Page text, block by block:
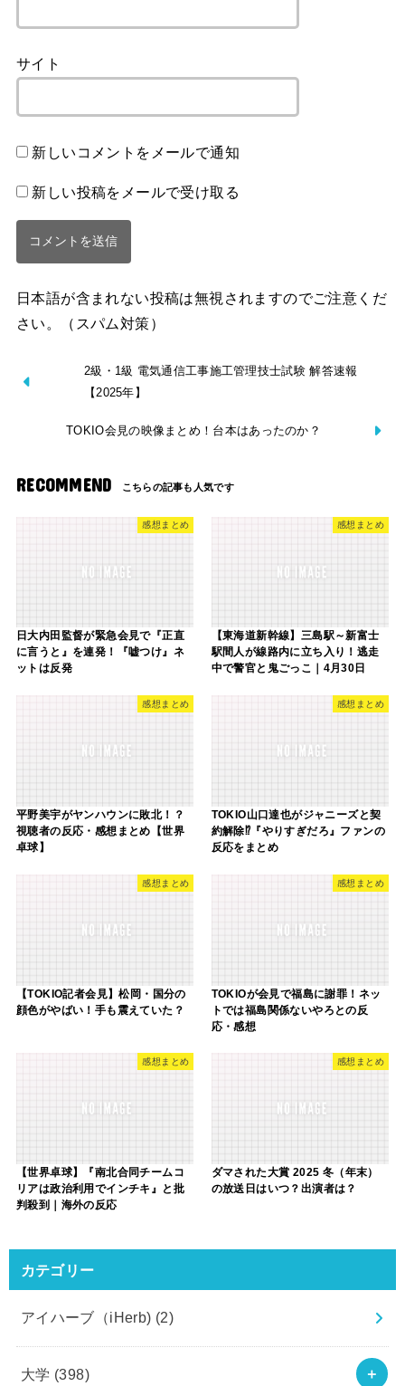
サイト
新しいコメントをメールで通知
新しい投稿をメールで受け取る
日本語が含まれない投稿は無視されますのでご注意くだ
さい。（スパム対策）
2級・1級 電気通信工事施工管理技士試験 解答速報
【2025年】
TOKIO会見の映像まとめ！台本はあったのか？
RECOMMEND
感想まとめ
日大内田監督が緊急会見で『正直
に言うと』を連発！『嘘つけ』ネ
ットは反発
感想まとめ
【東海道新幹線】三島駅～新富士
駅間人が線路内に立ち入り！逃走
中で警官と鬼ごっこ｜4月30日
感想まとめ
平野美宇がヤンハウンに敗北！？
視聴者の反応・感想まとめ【世界
卓球】
感想まとめ
TOKIO山口達也がジャニーズと契
約解除⁉『やりすぎだろ』ファンの
反応をまとめ
感想まとめ
【TOKIO記者会見】松岡・国分の
顔色がやばい！手も震えていた？
感想まとめ
TOKIOが会見で福島に謝罪！ネッ
トでは福島関係ないやろとの反
応・感想
感想まとめ
【世界卓球】『南北合同チームコ
リアは政治利用でインチキ』と批
判殺到｜海外の反応
感想まとめ
ダマされた大賞 2025 冬（年末）
の放送日はいつ？出演者は？
カテゴリー
アイハーブ（iHerb) (2)
大学 (398)